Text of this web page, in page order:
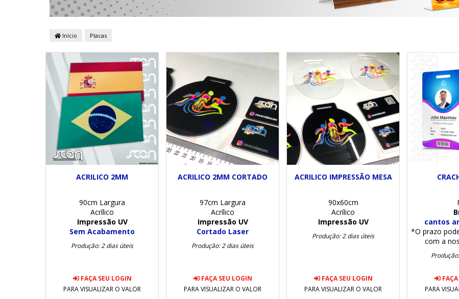
Início Placas
ACRILICO 2MM
90cm Largura
Acrílico
Impressão UV
Sem Acabamento
Produção: 2 dias úteis
FAÇA SEU LOGIN
PARA VISUALIZAR O VALOR
ACRILICO 2MM CORTADO
97cm Largura
Acrílico
Impressão UV
Cortado Laser
Produção: 2 dias úteis
FAÇA SEU LOGIN
PARA VISUALIZAR O VALOR
ACRILICO IMPRESSÃO MESA
90x60cm
Acrílico
Impressão UV
Produção: 2 dias úteis
FAÇA SEU LOGIN
PARA VISUALIZAR O VALOR
cantos
*O prazo
com a
FAÇA
PARA